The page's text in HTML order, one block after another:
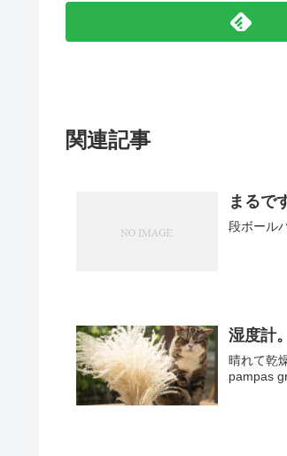
関連記事
まるで
湿度計
晴れて乾